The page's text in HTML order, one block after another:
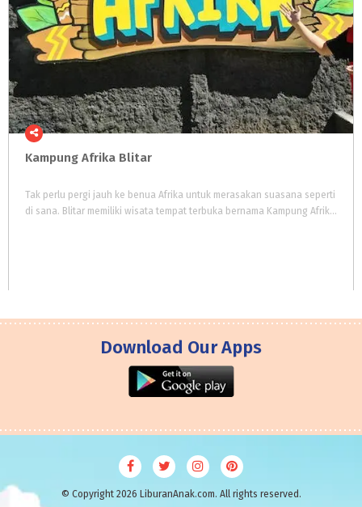
Kampung Afrika Blitar
Tak perlu pergi jauh ke benua Afrika untuk merasakan suasana seperti
di sana. Blitar memiliki wisata tempat terbuka bernama Kampung Afrika. Suasana di tempat wisata ini unik dengan tema nuansa pemukiman tradisional suku Afrika.
Download Our Apps
© Copyright 2026 LiburanAnak.com. All rights reserved.